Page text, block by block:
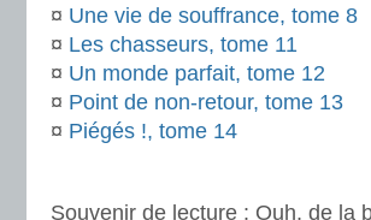
¤ Une vie de souffrance, tome 8
¤ Les chasseurs, tome 11
¤ Un monde parfait, tome 12
¤ Point de non-retour, tome 13
¤ Piégés !, tome 14
Souvenir de lecture : Ouh, de la